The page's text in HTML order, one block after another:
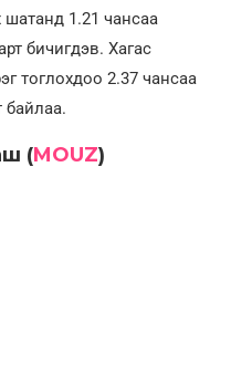
шатанд 1.21 чансаа
бичигдэв. Хагас
тоглохдоо 2.37 чансаа
байлаа.
(MOUZ)